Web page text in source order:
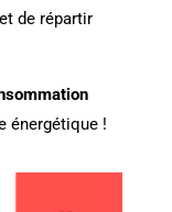
de répartir
énergétique !